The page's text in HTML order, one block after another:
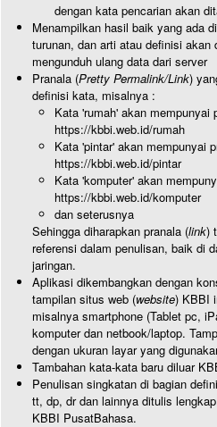
dengan kata pencarian akan
Menampilkan hasil baik yang ada
turunan, dan arti atau definisi akan
mengunduh ulang data dari server
Pranala (Pretty Permalink/Link)
definisi kata, misalnya :
Kata 'rumah' akan mempunyai
https://kbbi.web.id/rumah
Kata 'pintar' akan mempunyai
https://kbbi.web.id/pintar
Kata 'komputer' akan
https://kbbi.web.id/komputer
dan seterusnya
Sehingga diharapkan pranala (link)
referensi dalam penulisan, baik di
jaringan.
Aplikasi dikembangkan dengan
tampilan situs web (website) KBBI
misalnya smartphone (Tablet pc,
komputer dan netbook/laptop.
dengan ukuran layar yang
Tambahan kata-kata baru diluar
Penulisan singkatan di bagian
tt, dp, dr dan lainnya ditulis
KBBI PusatBahasa.